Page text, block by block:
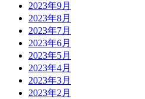
2023年9月
2023年8月
2023年7月
2023年6月
2023年5月
2023年4月
2023年3月
2023年2月